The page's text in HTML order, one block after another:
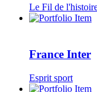
Le Fil de
France Inter
Esprit sport